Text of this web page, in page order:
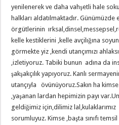
yenilenerek ve daha vahşetli hale
halkları aldatılmaktadır.
örgütlerinin
kelle kestiklerini ,kelle avçilığına
görmekte yiz ,kendi utançımızı
,izletiyoruz. Tabiki bunun adına da
şakşakçılık yapıyoruz. Kanlı
utançıyla övünüyoruz.Sakın ha
,yaşanan lardan hepimizin payı
geldiğimiz için,dilimiz
sorumluyuz. Kimse ,başta sınıfı